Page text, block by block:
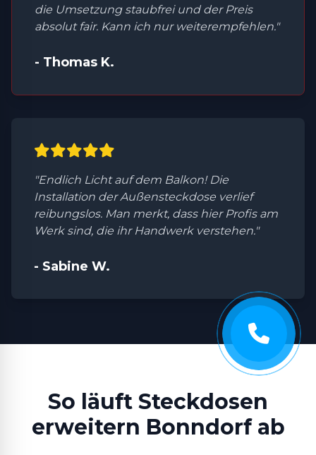
die Umsetzung staubfrei und der Preis
absolut fair. Kann ich nur weiterempfehlen."
- Thomas K.
"Endlich Licht auf dem Balkon! Die
Installation der Außensteckdose verlief
reibungslos. Man merkt, dass hier Profis am
Werk sind, die ihr Handwerk verstehen."
- Sabine W.
So läuft Steckdosen
erweitern Bonndorf ab